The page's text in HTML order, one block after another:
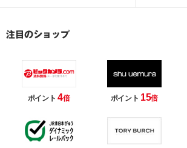
ポイント4倍 ポイント 15倍